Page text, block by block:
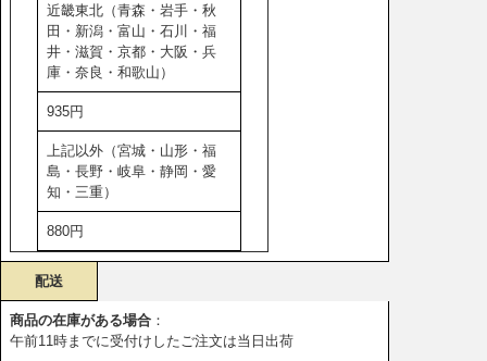
近畿東北（青森・岩手・秋
田・新潟・富山・石川・福
井・滋賀・京都・大阪・兵
庫・奈良・和歌山）
935円
上記以外（宮城・山形・福
島・長野・岐阜・静岡・愛
知・三重）
880円
配送
商品の在庫がある場合 ：
午前11時までに受付けしたご注文は当日出荷